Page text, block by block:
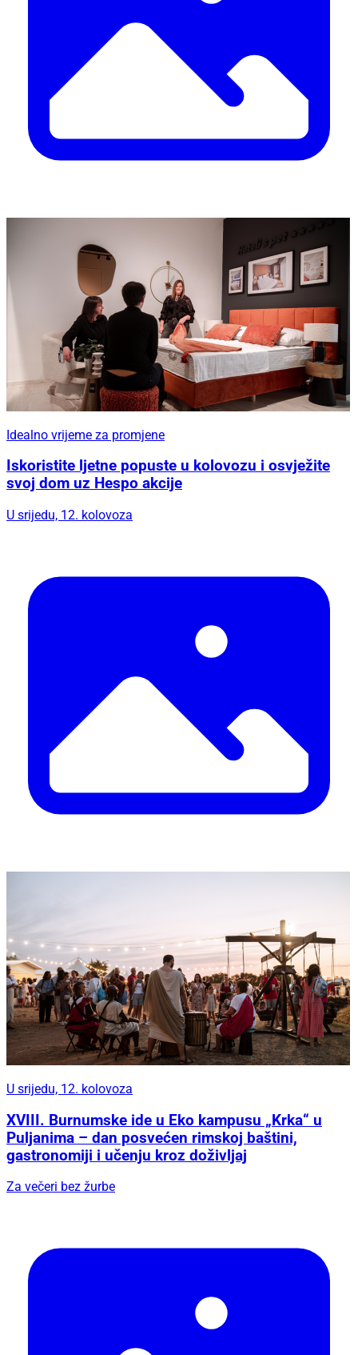
Idealno vrijeme za promjene
Iskoristite ljetne popuste u kolovozu i osvježite
svoj dom uz Hespo akcije
U srijedu, 12. kolovoza
U srijedu, 12. kolovoza
XVIII. Burnumske ide u Eko kampusu „Krka“ u
Puljanima – dan posvećen rimskoj baštini,
gastronomiji i učenju kroz doživljaj
Za večeri bez žurbe